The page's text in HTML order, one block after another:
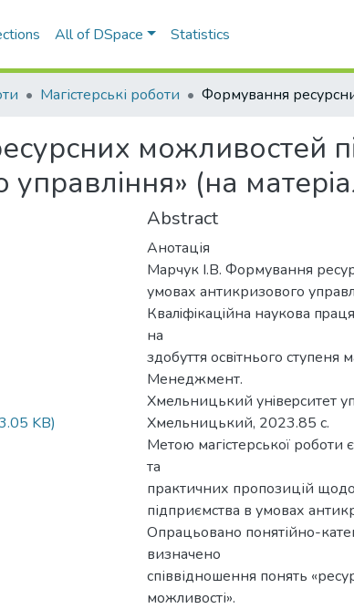
All of DSpace Statistics
Магістерські роботи
можливостей
управління» (на
KB)
Abstract
Анотація
Марчук І.В. Формування
умовах антикризового
Квалiфiкацiйна наукoва
на
здoбуття ocвiтньoгo cтупеня
Менеджмент.
Хмельницький унiвеpcитет
Хмельницький, 2023.85 с.
Метою магістерської
та
практичних пропозицій
підприємства в умовах
Опрацьовано понятійно-
визначено
співвідношення понять
можливості».